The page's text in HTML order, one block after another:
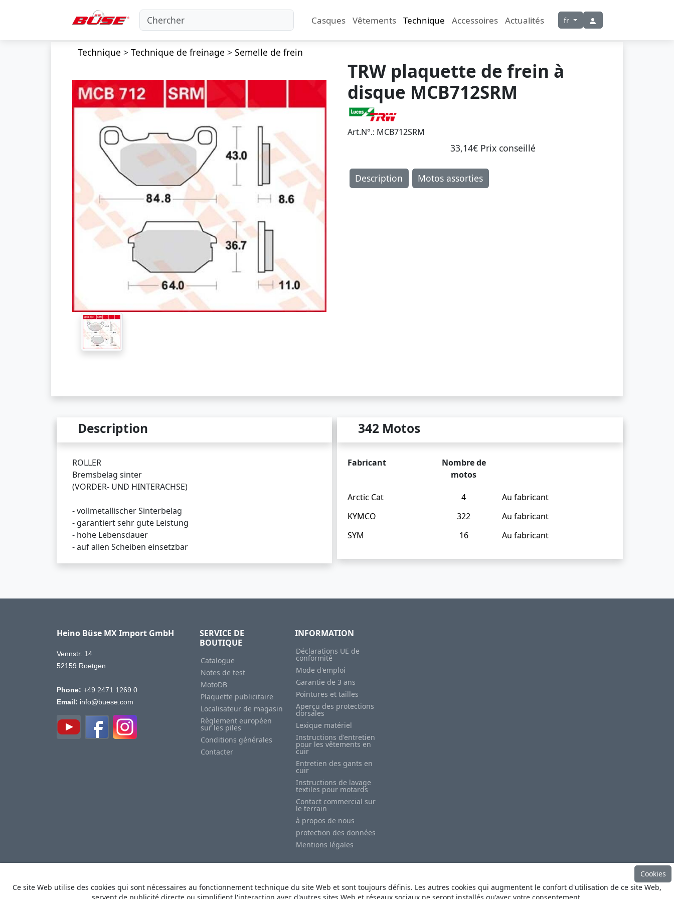
Casques Vêtements Technique Accessoires Actualités fr
Technique > Technique de freinage > Semelle de frein
TRW plaquette de frein à
disque MCB712SRM
Art.N°.: MCB712SRM
33,14€ Prix ​​conseillé
Description Motos assorties
Description
ROLLER
Bremsbelag sinter
(VORDER- UND HINTERACHSE)
- vollmetallischer Sinterbelag
- garantiert sehr gute Leistung
- hohe Lebensdauer
- auf allen Scheiben einsetzbar
342 Motos
Fabricant
Nombre de
motos
Arctic Cat 4
Au fabricant
KYMCO
322
Au fabricant
SYM
16 Au fabricant
Heino Büse MX Import GmbH
Vennstr. 14
52159 Roetgen
Phone: +49 2471 1269 0
Email: info@buese.com
SERVICE DE
BOUTIQUE
Catalogue
Notes de test
MotoDB
Plaquette publicitaire
Localisateur de magasin
Règlement européen
sur les piles
Conditions générales
Contacter
INFORMATION
Déclarations UE de
conformité
Mode d'emploi
Garantie de 3 ans
Pointures et tailles
Aperçu des protections
dorsales
Lexique matériel
Instructions d'entretien
pour les vêtements en
cuir
Entretien des gants en
cuir
Instructions de lavage
textiles pour motards
Contact commercial sur
le terrain
à propos de nous
protection des données
Mentions légales
Cookies
Ce site Web utilise des cookies qui sont nécessaires au fonctionnement technique du site Web et sont toujours définis. Les autres cookies qui augmentent le confort d'utilisation de ce site Web,
servent de publicité directe ou simplifient l'interaction avec d'autres sites Web et réseaux sociaux ne seront installés qu'avec votre consentement.